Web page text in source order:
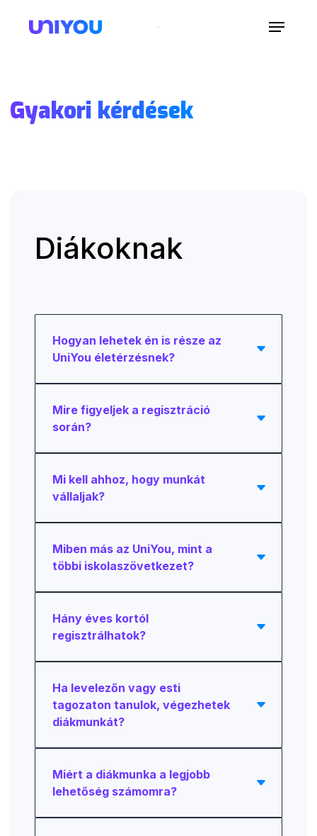
Gyakori kérdések
Diákoknak
Hogyan lehetek én is része az
UniYou életérzésnek?
Mire figyeljek a regisztráció
során?
Mi kell ahhoz, hogy munkát
vállaljak?
Miben más az UniYou, mint a
többi iskolaszövetkezet?
Hány éves kortól
regisztrálhatok?
Ha levelezőn vagy esti
tagozaton tanulok, végezhetek
diákmunkát?
Miért a diákmunka a legjobb
lehetőség számomra?